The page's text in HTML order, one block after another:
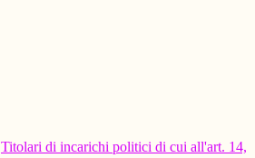
Titolari di incarichi politici di cui all'art. 14,